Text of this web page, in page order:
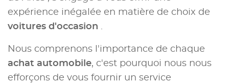
expérience inégalée en matière de choix de
voitures d'occasion .
Nous comprenons l'importance de chaque
achat automobile, c'est pourquoi nous nous
efforçons de vous fournir un service